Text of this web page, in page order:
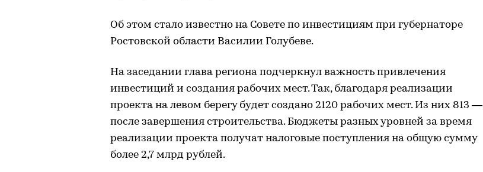
Об этом стало известно на Совете по инвестициям при губернаторе
Ростовской области Василии Голубеве.
На заседании глава региона подчеркнул важность привлечения
инвестиций и создания рабочих мест. Так, благодаря реализации
проекта на левом берегу будет создано 2120 рабочих мест. Из них 813 —
после завершения строительства. Бюджеты разных уровней за время
реализации проекта получат налоговые поступления на общую сумму
более 2,7 млрд рублей.